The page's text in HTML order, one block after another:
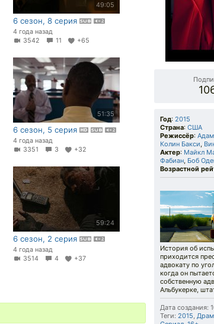
49:05
6 сезон, 8 серия
4 года назад
3542
11 +65
51:35
6 сезон, 5 серия
4 года назад
3351
3 +32
59:24
6 сезон, 2 серия
4 года назад
3514
4 +37
Год: 2015
Страна: США
Режиссёр:
Колин Бакси,
Актер: Майкл
Фабиан, Боб
Возрастной
История об
приходится
адвокату по
когда он
собственную
Альбукерке,
Дата создания:
Теги: 2015